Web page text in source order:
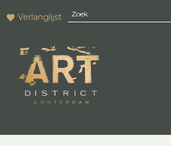
Verlanglijst